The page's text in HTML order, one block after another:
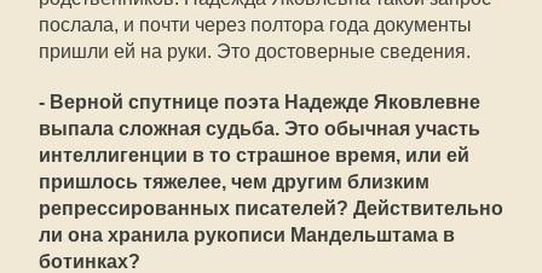
послала, и почти через полтора года документы
пришли ей на руки. Это достоверные сведения.
- Верной спутнице поэта Надежде Яковлевне
выпала сложная судьба. Это обычная участь
интеллигенции в то страшное время, или ей
пришлось тяжелее, чем другим близким
репрессированных писателей? Действительно
ли она хранила рукописи Мандельштама в
ботинках?